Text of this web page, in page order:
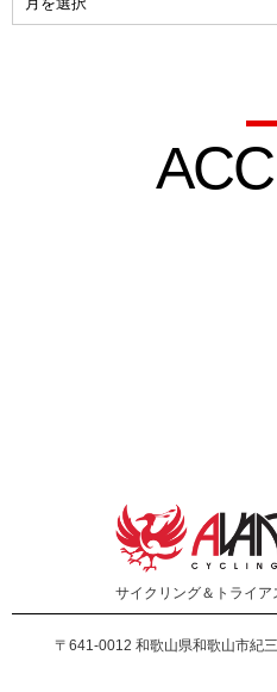
サイクリング＆トライア
〒641-0012 和歌山県和歌山市紀